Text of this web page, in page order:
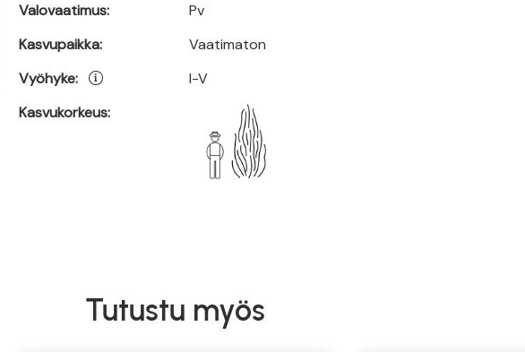
Valovaatimus:
Kasvupaikka:
Vyöhyke:
Kasvukorkeus:
Pv
Vaatimaton
I-V
Tutustu myös